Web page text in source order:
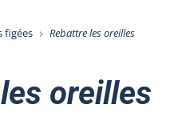
figées Rebattre les oreilles
oreilles